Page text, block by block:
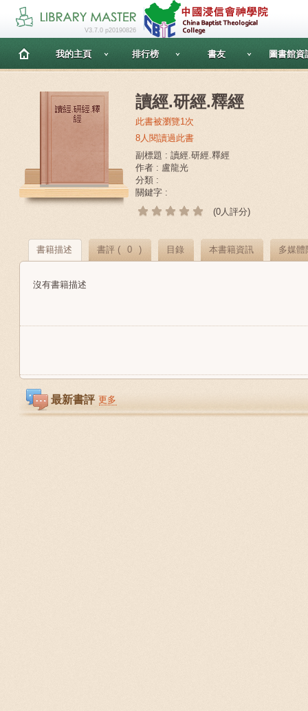
V3.7.0 p20190826
我的主頁 排行榜 書友 圖書館資
讀經.研經.釋經
此書被瀏覽1次
8人閱讀過此書
副標題 : 讀經.研經.釋經
作者 : 盧龍光
分類 :
關鍵字 :
(0人評分)
書籍描述 書評 ( 0 ) 目錄 本書籍資訊 多媒體
沒有書籍描述
最新書評 更多